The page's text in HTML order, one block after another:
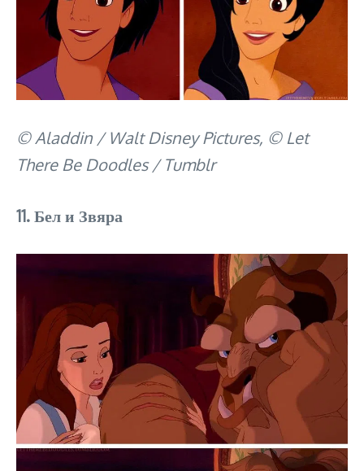
© Aladdin / Walt Disney Pictures, © Let
There Be Doodles / Tumblr
11. Бел и Звяра